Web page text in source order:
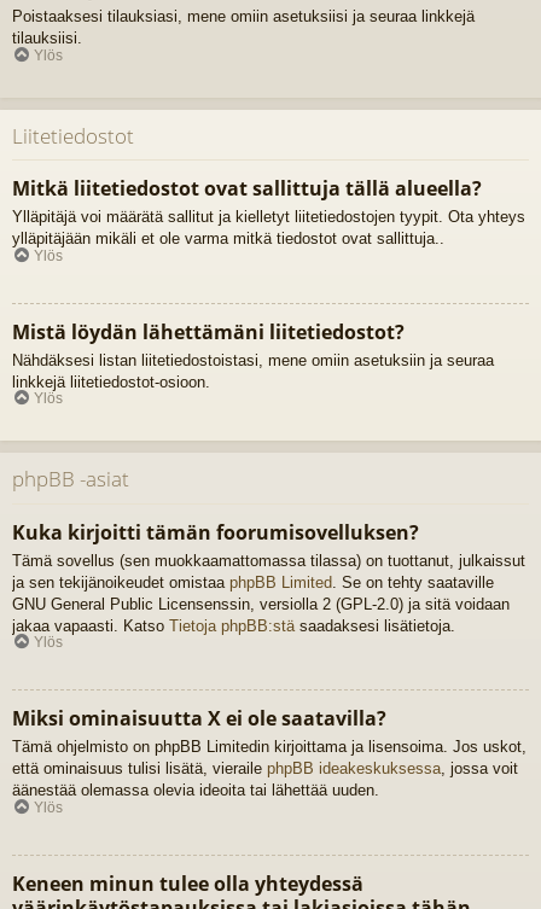
Poistaaksesi tilauksiasi, mene omiin asetuksiisi ja seuraa linkkejä
tilauksiisi.
Ylös
Liitetiedostot
Mitkä liitetiedostot ovat sallittuja tällä alueella?
Ylläpitäjä voi määrätä sallitut ja kielletyt liitetiedostojen tyypit. Ota yhteys
ylläpitäjään mikäli et ole varma mitkä tiedostot ovat sallittuja..
Ylös
Mistä löydän lähettämäni liitetiedostot?
Nähdäksesi listan liitetiedostoistasi, mene omiin asetuksiin ja seuraa
linkkejä liitetiedostot-osioon.
Ylös
phpBB -asiat
Kuka kirjoitti tämän foorumisovelluksen?
Tämä sovellus (sen muokkaamattomassa tilassa) on tuottanut, julkaissut
ja sen tekijänoikeudet omistaa phpBB Limited . Se on tehty saataville
GNU General Public Licensenssin, versiolla 2 (GPL-2.0) ja sitä voidaan
jakaa vapaasti. Katso Tietoja phpBB:stä saadaksesi lisätietoja.
Ylös
Miksi ominaisuutta X ei ole saatavilla?
Tämä ohjelmisto on phpBB Limitedin kirjoittama ja lisensoima. Jos uskot,
että ominaisuus tulisi lisätä, vieraile phpBB ideakeskuksessa, jossa voit
äänestää olemassa olevia ideoita tai lähettää uuden.
Ylös
Keneen minun tulee olla yhteydessä